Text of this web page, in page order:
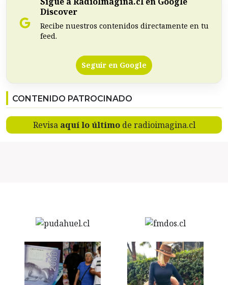
Discover
Recibe nuestros contenidos directamente en tu
feed.
Seguir en Google
CONTENIDO PATROCINADO
Revisa aquí lo últimode radioimagina.cl